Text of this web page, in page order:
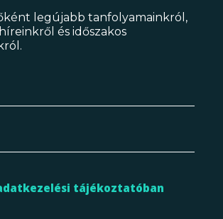
legújabb tanfolyamainkról,
és időszakos
tájékoztatóban